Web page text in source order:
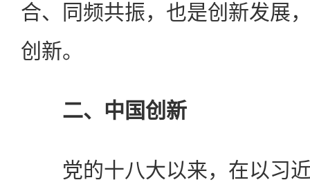
合、同频共振，也是创新发展
创新。
二、中国创新
党的十八大以来，在以习近